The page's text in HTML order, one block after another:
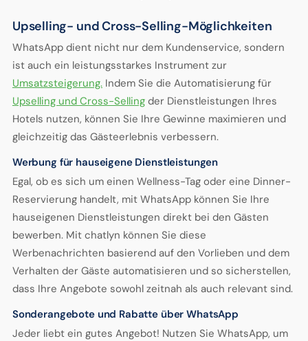
Upselling- und Cross-Selling-Möglichkeiten
WhatsApp dient nicht nur dem Kundenservice, sondern
ist auch ein leistungsstarkes Instrument zur
Umsatzsteigerung.Indem Sie die Automatisierung für
Upselling und Cross-Sellingder Dienstleistungen Ihres
Hotels nutzen, können Sie Ihre Gewinne maximieren und
gleichzeitig das Gästeerlebnis verbessern.
Werbung für hauseigene Dienstleistungen
Egal, ob es sich um einen Wellness-Tag oder eine Dinner-
Reservierung handelt, mit WhatsApp können Sie Ihre
hauseigenen Dienstleistungen direkt bei den Gästen
bewerben. Mit chatlyn können Sie diese
Werbenachrichten basierend auf den Vorlieben und dem
Verhalten der Gäste automatisieren und so sicherstellen,
dass Ihre Angebote sowohl zeitnah als auch relevant sind.
Sonderangebote und Rabatte über WhatsApp
Jeder liebt ein gutes Angebot! Nutzen Sie WhatsApp, um